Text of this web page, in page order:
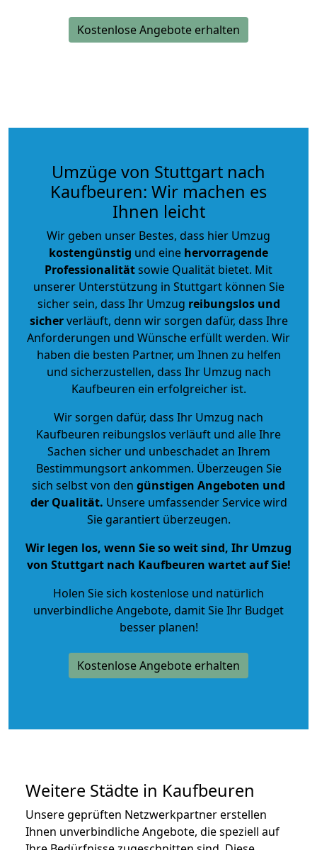
Kostenlose Angebote erhalten
Umzüge von Stuttgart nach
Kaufbeuren: Wir machen es
Ihnen leicht
Wir geben unser Bestes, dass hier Umzug
kostengünstig und eine hervorragende
Professionalitätsowie Qualität bietet. Mit
unserer Unterstützung in Stuttgart können Sie
sicher sein, dass Ihr Umzug reibungslos und
sicherverläuft, denn wir sorgen dafür, dass Ihre
Anforderungen und Wünsche erfüllt werden. Wir
haben die besten Partner, um Ihnen zu helfen
und sicherzustellen, dass Ihr Umzug nach
Kaufbeuren ein erfolgreicher ist.
Wir sorgen dafür, dass Ihr Umzug nach
Kaufbeuren reibungslos verläuft und alle Ihre
Sachen sicher und unbeschadet an Ihrem
Bestimmungsort ankommen. Überzeugen Sie
sich selbst von den günstigen Angeboten und
der Qualität. Unsere umfassender Service wird
Sie garantiert überzeugen.
Wir legen los, wenn Sie so weit sind, Ihr Umzug
von Stuttgart nach Kaufbeuren wartet auf Sie!
Holen Sie sich kostenlose und natürlich
unverbindliche Angebote, damit Sie Ihr Budget
besser planen!
Kostenlose Angebote erhalten
Weitere Städte in Kaufbeuren
Unsere geprüften Netzwerkpartner erstellen
Ihnen unverbindliche Angebote, die speziell auf